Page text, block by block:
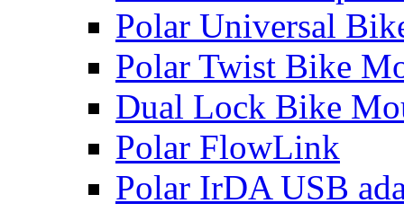
Polar Universal
Polar Twist Bike
Dual Lock Bike
Polar FlowLink
Polar IrDA USB